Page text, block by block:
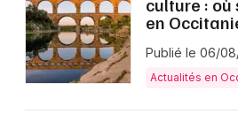
en
Publié le 06/
Actualités en